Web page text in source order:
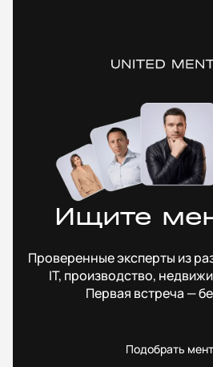
Ищите
Проверенные эксперты из
IT, производство,
Первая встреча —
Подобрать